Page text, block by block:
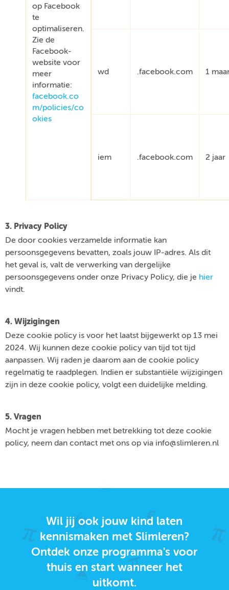
op Facebook
te
optimaliseren.
Zie de
Facebook-
website voor
meer
informatie:
facebook.co
m/policies/co
okies
wd .facebook.com 1
iem .facebook.com 2 jaar
3. Privacy Policy
De door cookies verzamelde informatie kan
persoonsgegevens bevatten, zoals jouw IP-adres. Als dit
het geval is, valt de verwerking van dergelijke
persoonsgegevens onder onze Privacy Policy, die je hier
vindt.
4. Wijzigingen
Deze cookie policy is voor het laatst bijgewerkt op 13 mei
2024. Wij kunnen deze cookie policy van tijd tot tijd
aanpassen. Wij raden je daarom aan de cookie policy
regelmatig te raadplegen. Indien er substantiële wijzigingen
zijn in deze cookie policy, volgt een duidelijke melding.
5. Vragen
Mocht je vragen hebben met betrekking tot deze cookie
policy, neem dan contact met ons op via info@slimleren.nl
Wil jij ook jouw kind laten
kennismaken met Slimleren?
Ontdek onze programma's voor
thuis en start wanneer het
uitkomt.